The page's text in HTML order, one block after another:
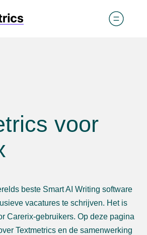
voor
beste Smart AI Writing software
vacatures te schrijven. Het is
Carerix-gebruikers. Op deze pagina
Textmetrics en de samenwerking